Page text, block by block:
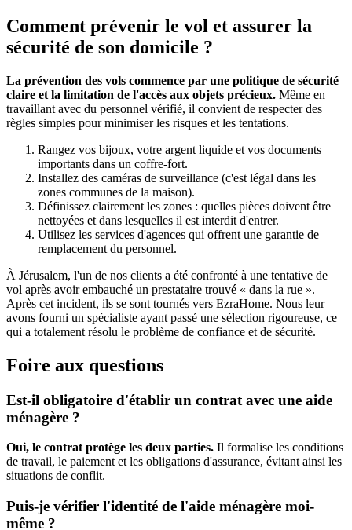
Comment prévenir le vol et assurer la
sécurité de son domicile ?
La prévention des vols commence par une politique de sécurité
claire et la limitation de l'accès aux objets précieux. Même en
travaillant avec du personnel vérifié, il convient de respecter des
règles simples pour minimiser les risques et les tentations.
Rangez vos bijoux, votre argent liquide et vos documents
importants dans un coffre-fort.
Installez des caméras de surveillance (c'est légal dans les
zones communes de la maison).
Définissez clairement les zones : quelles pièces doivent être
nettoyées et dans lesquelles il est interdit d'entrer.
Utilisez les services d'agences qui offrent une garantie de
remplacement du personnel.
À Jérusalem, l'un de nos clients a été confronté à une tentative de
vol après avoir embauché un prestataire trouvé « dans la rue ».
Après cet incident, ils se sont tournés vers EzraHome. Nous leur
avons fourni un spécialiste ayant passé une sélection rigoureuse, ce
qui a totalement résolu le problème de confiance et de sécurité.
Foire aux questions
Est-il obligatoire d'établir un contrat avec une aide
ménagère ?
Oui, le contrat protège les deux parties. Il formalise les conditions
de travail, le paiement et les obligations d'assurance, évitant ainsi les
situations de conflit.
Puis-je vérifier l'identité de l'aide ménagère moi-
même ?